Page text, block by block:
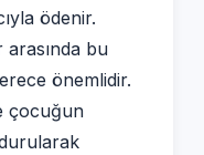
ödenir.
arasında bu
önemlidir.
çocuğun